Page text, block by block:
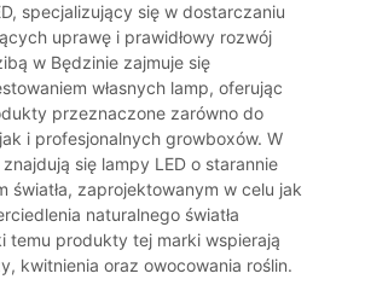
specjalizujący się w dostarczaniu
uprawę i prawidłowy rozwój
w Będzinie zajmuje się
własnych lamp, oferując
przeznaczone zarówno do
i profesjonalnych growboxów. W
się lampy LED o starannie
światła, zaprojektowanym w celu jak
naturalnego światła
temu produkty tej marki wspierają
kwitnienia oraz owocowania roślin.